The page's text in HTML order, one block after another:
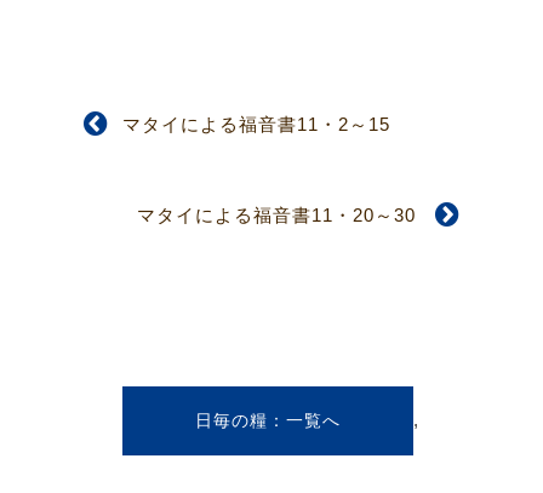
マタイによる福音書11・2～15
マタイによる福音書11・20～30
日毎の糧 ,